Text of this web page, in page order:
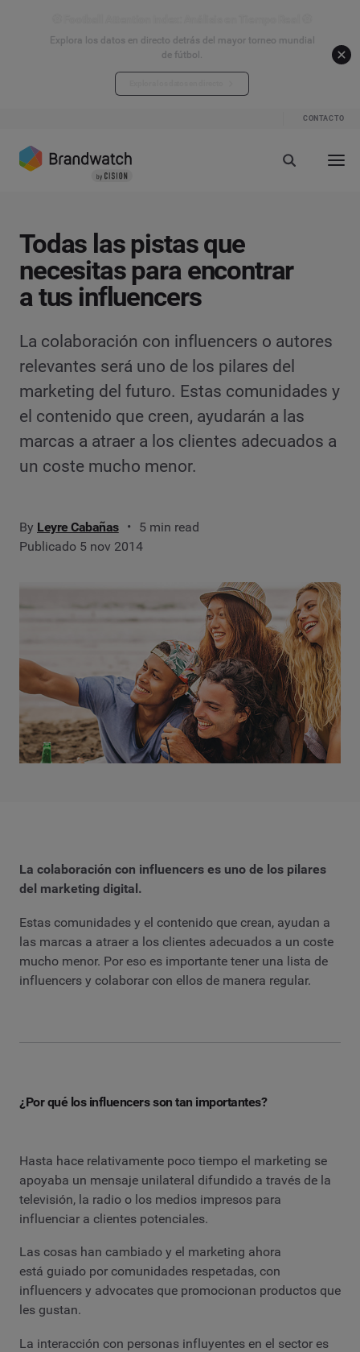
Explora los datos en directo detrás del mayor torneo mundial
de fútbol.
CONTACTO
Todas las pistas que
necesitas para encontrar
a tus influencers
La colaboración con influencers o autores
relevantes será uno de los pilares del
marketing del futuro. Estas comunidades y
el contenido que creen, ayudarán a las
marcas a atraer a los clientes adecuados a
un coste mucho menor.
By Leyre Cabañas
5 min read
Publicado 5 nov 2014
La colaboración con influencers es uno de los pilares
del marketing digital.
Estas comunidades y el contenido que crean, ayudan a
las marcas a atraer a los clientes adecuados a un coste
mucho menor. Por eso es importante tener una lista de
influencers y colaborar con ellos de manera regular.
¿Por qué los influencers son tan importantes?
Hasta hace relativamente poco tiempo el marketing se
apoyaba un mensaje unilateral difundido a través de la
televisión, la radio o los medios impresos para
influenciar a clientes potenciales.
Las cosas han cambiado y el marketing ahora
está guiado por comunidades respetadas, con
influencers y advocates que promocionan productos que
les gustan.
La interacción con personas influyentes en el sector es